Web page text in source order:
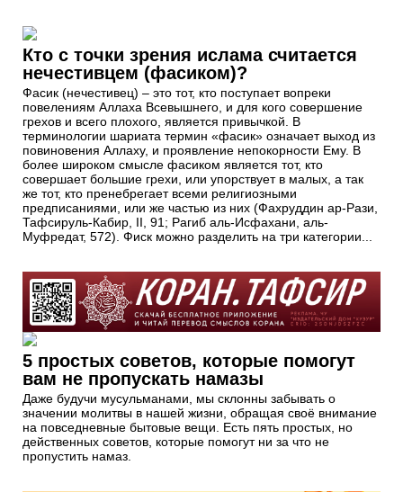
Кто с точки зрения ислама считается
нечестивцем (фасиком)?
Фасик (нечестивец) – это тот, кто поступает вопреки
повелениям Аллаха Всевышнего, и для кого совершение
грехов и всего плохого, является привычкой. В
терминологии шариата термин «фасик» означает выход из
повиновения Аллаху, и проявление непокорности Ему. В
более широком смысле фасиком является тот, кто
совершает большие грехи, или упорствует в малых, а так
же тот, кто пренебрегает всеми религиозными
предписаниями, или же частью из них (Фахруддин ар-Рази,
Тафсируль-Кабир, II, 91; Рагиб аль-Исфахани, аль-
Муфредат, 572). Фиск можно разделить на три категории...
5 простых советов, которые помогут
вам не пропускать намазы
Даже будучи мусульманами, мы склонны забывать о
значении молитвы в нашей жизни, обращая своё внимание
на повседневные бытовые вещи. Есть пять простых, но
действенных советов, которые помогут ни за что не
пропустить намаз.